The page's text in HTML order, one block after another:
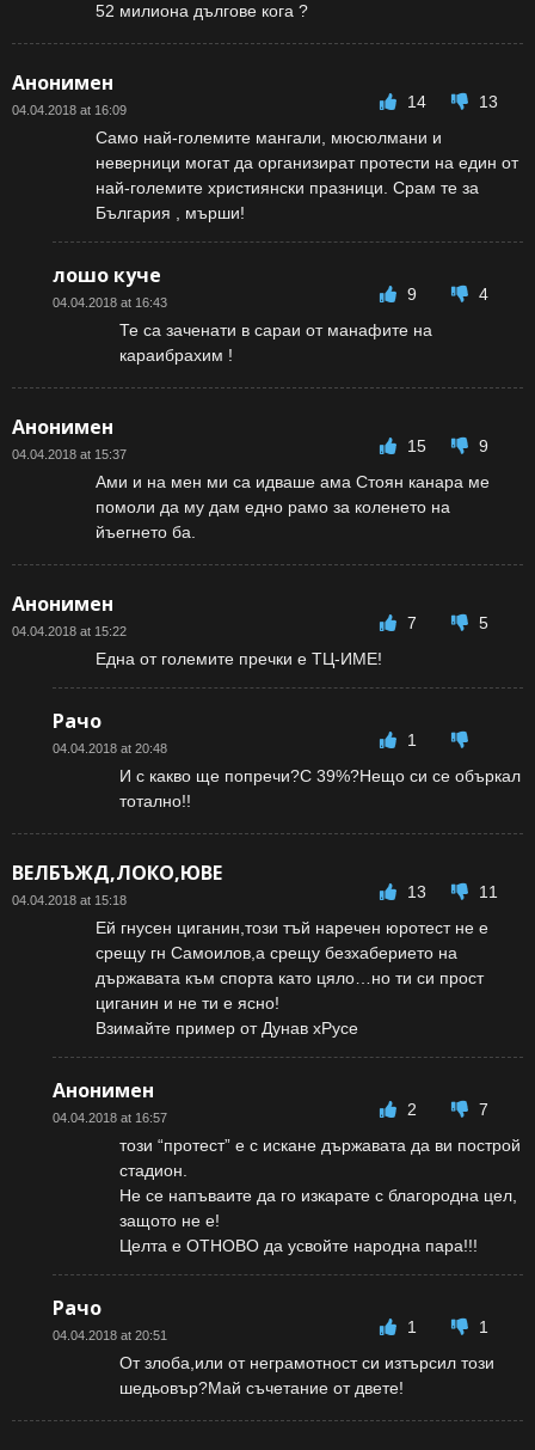
52 милиона дългове кога ?
Анонимен
04.04.2018 at 16:09 14
13
Само най-големите мангали, мюсюлмани и
неверници могат да организират протести на един от
най-големите християнски празници. Срам те за
България , мърши!
лошо куче
04.04.2018 at 16:43 9
4
Те са заченати в сараи от манафите на
караибрахим !
Анонимен
04.04.2018 at 15:37 15
9
Ами и на мен ми са идваше ама Стоян канара ме
помоли да му дам едно рамо за коленето на
йъегнето ба.
Анонимен
04.04.2018 at 15:22 7
5
Една от големите пречки е ТЦ-ИМЕ!
Рачо
04.04.2018 at 20:48
1
И с какво ще попречи?С 39%?Нещо си се объркал
тотално!!
ВЕЛБЪЖД,ЛОКО,ЮВЕ
04.04.2018 at 15:18 13
11
Ей гнусен циганин,този тъй наречен юротест не е
срещу гн Самоилов,а срещу безхаберието на
държавата към спорта като цяло…но ти си прост
циганин и не ти е ясно!
Взимайте пример от Дунав хРусе
Анонимен
04.04.2018 at 16:57 2
7
този “протест” е с искане държавата да ви построй
стадион.
Не се напъваите да го изкарате с благородна цел,
защото не е!
Целта е ОТНОВО да усвойте народна пара!!!
Рачо
04.04.2018 at 20:51 1
1
От злоба,или от неграмотност си изтърсил този
шедьовър?Май съчетание от двете!